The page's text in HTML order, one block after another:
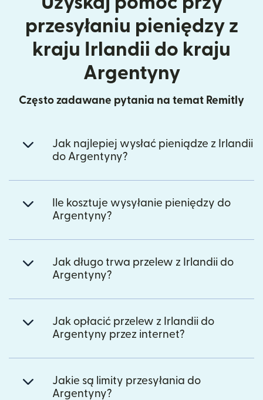
przesyłaniu pieniędzy z
kraju Irlandii do kraju
Argentyny
Często zadawane pytania na temat Remitly
Jak najlepiej wysłać pieniądze z Irlandii
do Argentyny?
Ile kosztuje wysyłanie pieniędzy do
Argentyny?
Jak długo trwa przelew z Irlandii do
Argentyny?
Jak opłacić przelew z Irlandii do
Argentyny przez internet?
Jakie są limity przesyłania do
Argentyny?